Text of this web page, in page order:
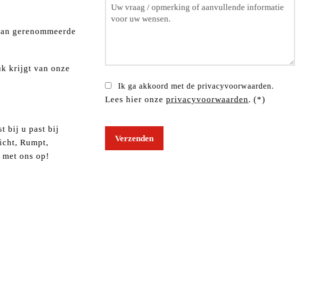
gerenommeerde
krijgt van onze
bij u past bij
Rumpt,
ons op!
Ik ga akkoord met de privacyvoorwaarden.
Lees hier onze privacyvoorwaarden. (*)